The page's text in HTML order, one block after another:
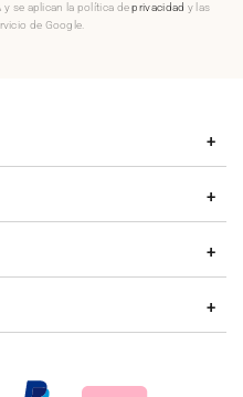
y se aplican la política deprivacidad y las
de Google.